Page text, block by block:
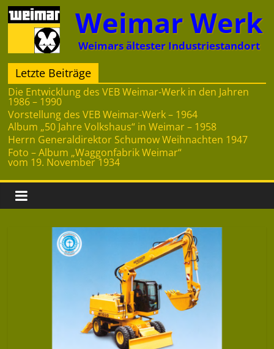
Zum
Inhalt
springen
Weimar Werk
Weimars ältester Industriestandort
Letzte Beiträge
Die Entwicklung des VEB Weimar-Werk in den Jahren
1986 – 1990
Vorstellung des VEB Weimar-Werk – 1964
Album „50 Jahre Volkshaus“ in Weimar – 1958
Herrn Generaldirektor Schumow Weihnachten 1947
Foto – Album „Waggonfabrik Weimar“
vom 19. November 1934